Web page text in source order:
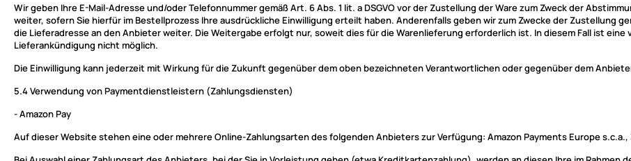
Wir geben Ihre E-Mail-Adresse und/oder Telefonnummer gemäß Art. 6 Abs. 1 lit. a DSGVO vor der Zustellung der Ware zum Zweck der
weiter, sofern Sie hierfür im Bestellprozess Ihre ausdrückliche Einwilligung erteilt haben. Anderenfalls geben wir zum Zwecke der Zustellung
die Lieferadresse an den Anbieter weiter. Die Weitergabe erfolgt nur, soweit dies für die Warenlieferung erforderlich ist. In diesem Fall ist
Lieferankündigung nicht möglich.
Die Einwilligung kann jederzeit mit Wirkung für die Zukunft gegenüber dem oben bezeichneten Verantwortlichen oder gegenüber dem
5.4Verwendung von Paymentdienstleistern (Zahlungsdiensten)
- Amazon Pay
Auf dieser Website stehen eine oder mehrere Online-Zahlungsarten des folgenden Anbieters zur Verfügung: Amazon Payments Europe s.c.a.,